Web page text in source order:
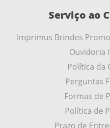
Serviço ao
Imprimus Brindes
Ouvidoria
Política da
Perguntas
Formas de
Política de
Prazo de